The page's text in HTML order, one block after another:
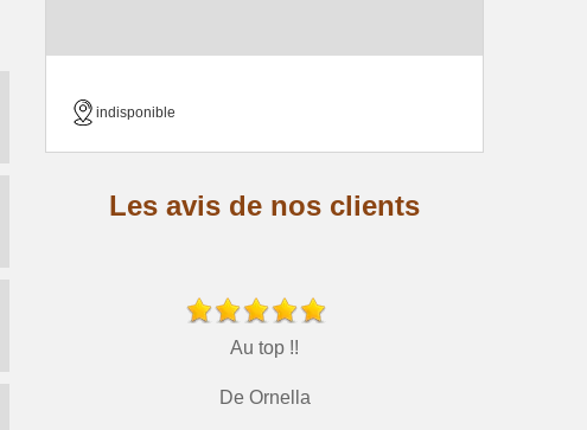
indisponible
Les avis de nos clients
Au top !!
De Ornella